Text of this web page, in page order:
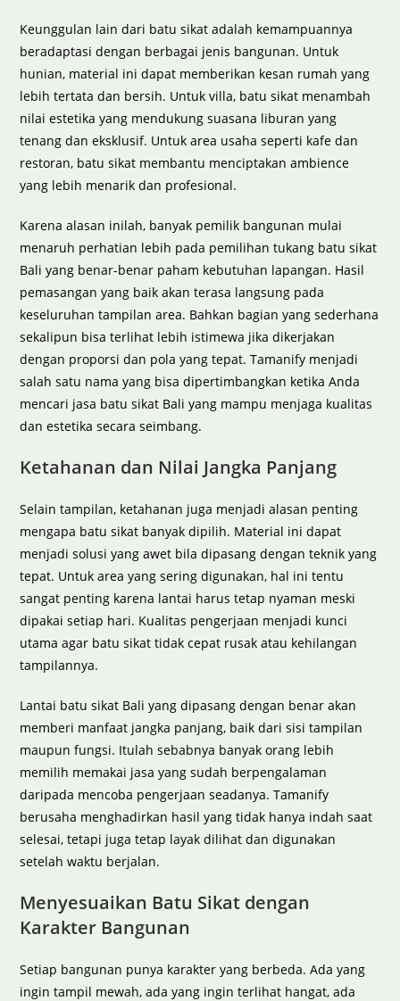
Keunggulan lain dari batu sikat adalah kemampuannya
beradaptasi dengan berbagai jenis bangunan. Untuk
hunian, material ini dapat memberikan kesan rumah yang
lebih tertata dan bersih. Untuk villa, batu sikat menambah
nilai estetika yang mendukung suasana liburan yang
tenang dan eksklusif. Untuk area usaha seperti kafe dan
restoran, batu sikat membantu menciptakan ambience
yang lebih menarik dan profesional.
Karena alasan inilah, banyak pemilik bangunan mulai
menaruh perhatian lebih pada pemilihan tukang batu sikat
Bali yang benar-benar paham kebutuhan lapangan. Hasil
pemasangan yang baik akan terasa langsung pada
keseluruhan tampilan area. Bahkan bagian yang sederhana
sekalipun bisa terlihat lebih istimewa jika dikerjakan
dengan proporsi dan pola yang tepat. Tamanify menjadi
salah satu nama yang bisa dipertimbangkan ketika Anda
mencari jasa batu sikat Bali yang mampu menjaga kualitas
dan estetika secara seimbang.
Ketahanan dan Nilai Jangka Panjang
Selain tampilan, ketahanan juga menjadi alasan penting
mengapa batu sikat banyak dipilih. Material ini dapat
menjadi solusi yang awet bila dipasang dengan teknik yang
tepat. Untuk area yang sering digunakan, hal ini tentu
sangat penting karena lantai harus tetap nyaman meski
dipakai setiap hari. Kualitas pengerjaan menjadi kunci
utama agar batu sikat tidak cepat rusak atau kehilangan
tampilannya.
Lantai batu sikat Bali yang dipasang dengan benar akan
memberi manfaat jangka panjang, baik dari sisi tampilan
maupun fungsi. Itulah sebabnya banyak orang lebih
memilih memakai jasa yang sudah berpengalaman
daripada mencoba pengerjaan seadanya. Tamanify
berusaha menghadirkan hasil yang tidak hanya indah saat
selesai, tetapi juga tetap layak dilihat dan digunakan
setelah waktu berjalan.
Menyesuaikan Batu Sikat dengan
Karakter Bangunan
Setiap bangunan punya karakter yang berbeda. Ada yang
ingin tampil mewah, ada yang ingin terlihat hangat, ada